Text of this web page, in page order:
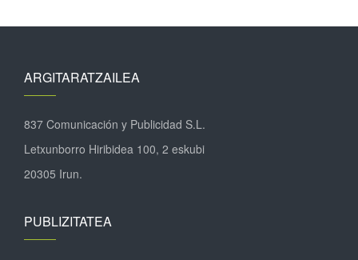
ARGITARATZAILEA
837 Comunicación y Publicidad S.L.
Letxunborro Hiribidea 100, 2 eskubi
20305 Irun.
PUBLIZITATEA